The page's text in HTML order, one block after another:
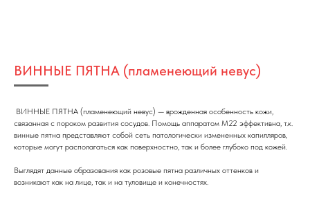
ВИННЫЕ ПЯТНА (пламенеющий невус)
ВИННЫЕ ПЯТНА (пламенеющий невус) — врожденная особенность кожи,
связанная с пороком развития сосудов. Помощь аппаратом М22 эффективна, т.к.
винные пятна представляют собой сеть патологически измененных капилляров,
которые могут располагаться как поверхностно, так и более глубоко под кожей.
Выглядят данные образования как розовые пятна различных оттенков и
возникают как на лице, так и на туловище и конечностях.